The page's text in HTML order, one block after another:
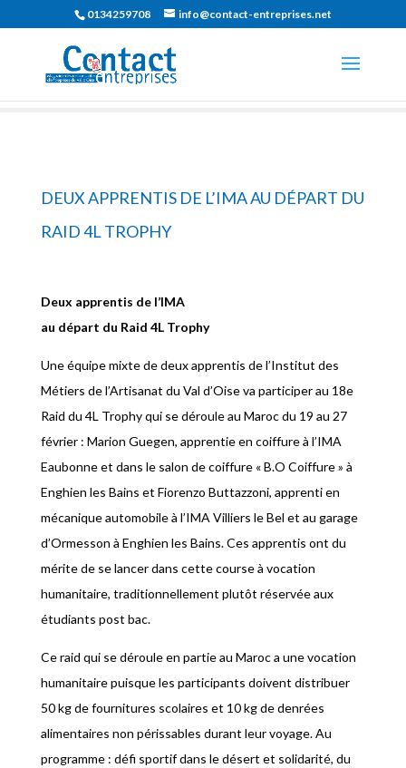
0134259708 info@contact-entreprises.net
DEUX APPRENTIS DE L’IMA AU DÉPART DU
RAID 4L TROPHY
Deux apprentis de l’IMA
au départ du Raid 4L Trophy
Une équipe mixte de deux apprentis de l’Institut des
Métiers de l’Artisanat du Val d’Oise va participer au 18e
Raid du 4L Trophy qui se déroule au Maroc du 19 au 27
février : Marion Guegen, apprentie en coiffure à l’IMA
Eaubonne et dans le salon de coiffure « B.O Coiffure » à
Enghien les Bains et Fiorenzo Buttazzoni, apprenti en
mécanique automobile à l’IMA Villiers le Bel et au garage
d’Ormesson à Enghien les Bains. Ces apprentis ont du
mérite de se lancer dans cette course à vocation
humanitaire, traditionnellement plutôt réservée aux
étudiants post bac.
Ce raid qui se déroule en partie au Maroc a une vocation
humanitaire puisque les participants doivent distribuer
50 kg de fournitures scolaires et 10 kg de denrées
alimentaires non périssables durant leur voyage. Au
programme : défi sportif dans le désert et solidarité, du